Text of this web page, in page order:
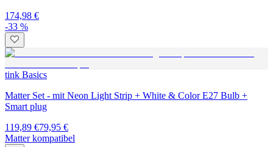
174,98 €
-33 %
tink Basics
Matter Set - mit Neon Light Strip + White & Color E27 Bulb +
Smart plug
119,89 €79,95 €
Matter kompatibel